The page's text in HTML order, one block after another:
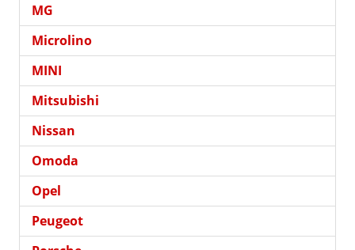
MG
Microlino
MINI
Mitsubishi
Nissan
Omoda
Opel
Peugeot